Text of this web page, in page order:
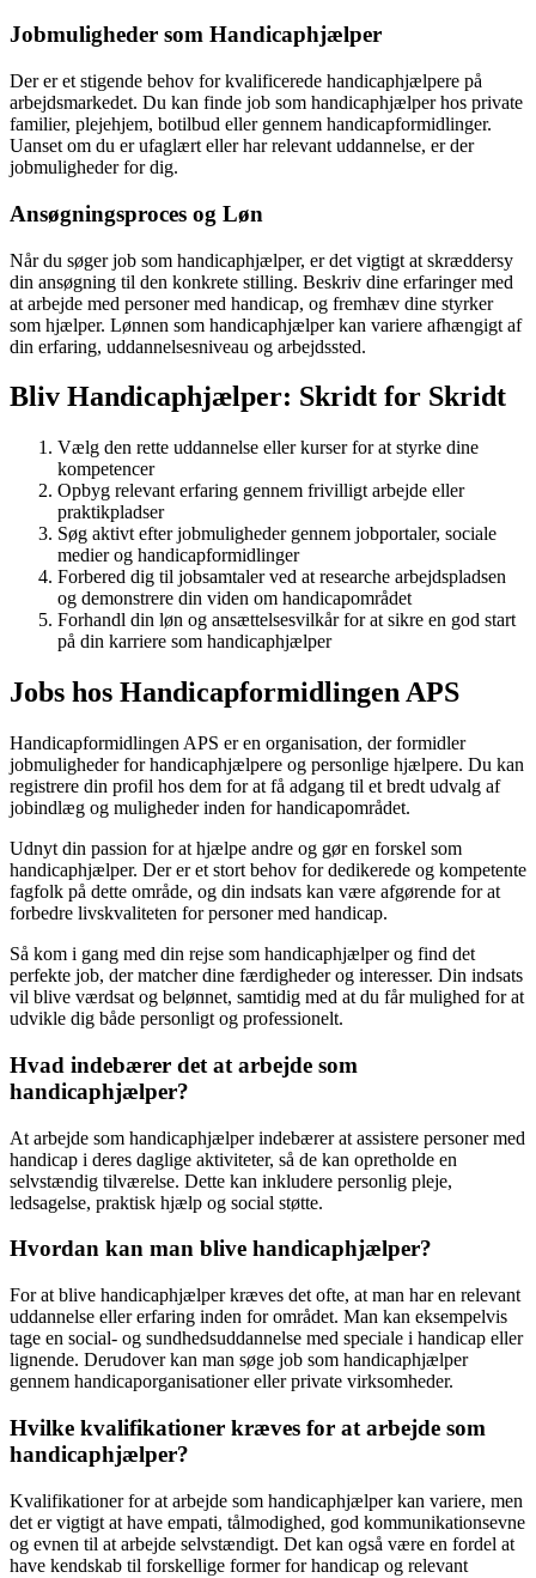
Jobmuligheder som Handicaphjælper
Der er et stigende behov for kvalificerede handicaphjælpere på
arbejdsmarkedet. Du kan finde job som handicaphjælper hos private
familier, plejehjem, botilbud eller gennem handicapformidlinger.
Uanset om du er ufaglært eller har relevant uddannelse, er der
jobmuligheder for dig.
Ansøgningsproces og Løn
Når du søger job som handicaphjælper, er det vigtigt at skræddersy
din ansøgning til den konkrete stilling. Beskriv dine erfaringer med
at arbejde med personer med handicap, og fremhæv dine styrker
som hjælper. Lønnen som handicaphjælper kan variere afhængigt af
din erfaring, uddannelsesniveau og arbejdssted.
Bliv Handicaphjælper: Skridt for Skridt
Vælg den rette uddannelse eller kurser for at styrke dine
kompetencer
Opbyg relevant erfaring gennem frivilligt arbejde eller
praktikpladser
Søg aktivt efter jobmuligheder gennem jobportaler, sociale
medier og handicapformidlinger
Forbered dig til jobsamtaler ved at researche arbejdspladsen
og demonstrere din viden om handicapområdet
Forhandl din løn og ansættelsesvilkår for at sikre en god start
på din karriere som handicaphjælper
Jobs hos Handicapformidlingen APS
Handicapformidlingen APS er en organisation, der formidler
jobmuligheder for handicaphjælpere og personlige hjælpere. Du kan
registrere din profil hos dem for at få adgang til et bredt udvalg af
jobindlæg og muligheder inden for handicapområdet.
Udnyt din passion for at hjælpe andre og gør en forskel som
handicaphjælper. Der er et stort behov for dedikerede og kompetente
fagfolk på dette område, og din indsats kan være afgørende for at
forbedre livskvaliteten for personer med handicap.
Så kom i gang med din rejse som handicaphjælper og find det
perfekte job, der matcher dine færdigheder og interesser. Din indsats
vil blive værdsat og belønnet, samtidig med at du får mulighed for at
udvikle dig både personligt og professionelt.
Hvad indebærer det at arbejde som
handicaphjælper?
At arbejde som handicaphjælper indebærer at assistere personer med
handicap i deres daglige aktiviteter, så de kan opretholde en
selvstændig tilværelse. Dette kan inkludere personlig pleje,
ledsagelse, praktisk hjælp og social støtte.
Hvordan kan man blive handicaphjælper?
For at blive handicaphjælper kræves det ofte, at man har en relevant
uddannelse eller erfaring inden for området. Man kan eksempelvis
tage en social- og sundhedsuddannelse med speciale i handicap eller
lignende. Derudover kan man søge job som handicaphjælper
gennem handicaporganisationer eller private virksomheder.
Hvilke kvalifikationer kræves for at arbejde som
handicaphjælper?
Kvalifikationer for at arbejde som handicaphjælper kan variere, men
det er vigtigt at have empati, tålmodighed, god kommunikationsevne
og evnen til at arbejde selvstændigt. Det kan også være en fordel at
have kendskab til forskellige former for handicap og relevant